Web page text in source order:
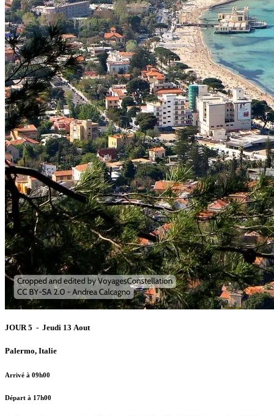
JOUR 5 - Jeudi 13 Aout
Palermo, Italie
Arrivé à 09h00
Départ à 17h00